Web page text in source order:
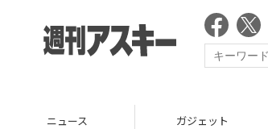
ニュース ガジェット